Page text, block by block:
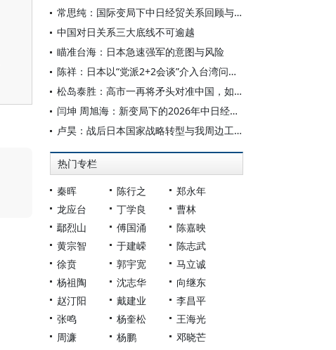
常思纯：国际变局下中日经贸关系回顾与展望
中国对日关系三大底线不可逾越
瞄准台海：日本急速强军的意图与风险
陈祥：日本以“党派2+2会谈”介入台湾问题论析
松岛泰胜：高市一再将矛头对准中国，如何拆解？
闫坤 周旭海：新变局下的2026年中日经贸关系走势展望
卢昊：战后日本国家战略转型与我周边工作中的日本因素
热门专栏
秦晖 陈行之
郑永年
龙应台
丁学良
曹林
鄢烈山
傅国涌
陈嘉映
黄宗智
于建嵘
陈志武
徐贲
郭宇宽
马立诚
杨祖陶
沈志华
向继东
赵汀阳
戴建业
李昌平
张鸣
杨奎松
王海光
周濂
杨鹏
邓晓芒